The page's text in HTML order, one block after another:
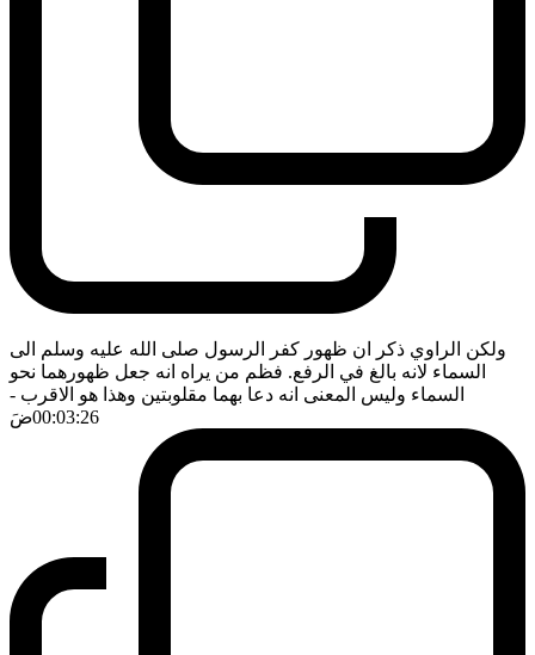
ولكن الراوي ذكر ان ظهور كفر الرسول صلى الله عليه وسلم الى
السماء لانه بالغ في الرفع. فظم من يراه انه جعل ظهورهما نحو
السماء وليس المعنى انه دعا بهما مقلوبتين وهذا هو الاقرب -
00:03:26ضَ